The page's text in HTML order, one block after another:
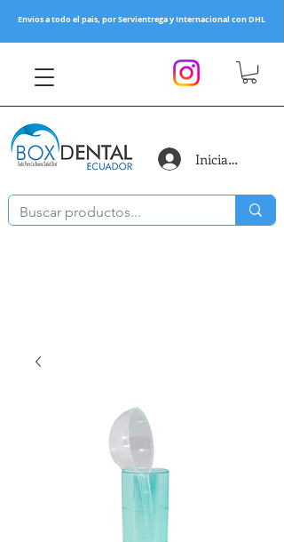
Envios a todo el pais, por Servientrega y Internacional con DHL
Iniciar sesión